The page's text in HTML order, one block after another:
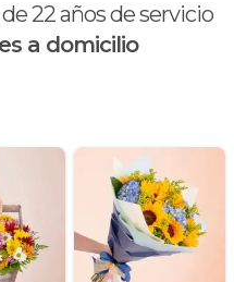
22años de servicio
a domicilio
galletas
de Navidad